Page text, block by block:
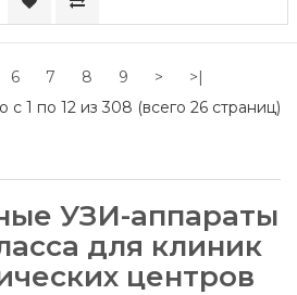
6 7 8 9 >
>|
с 1 по 12 из 308 (всего 26 страниц)
УЗИ-аппараты
для клиник
центров